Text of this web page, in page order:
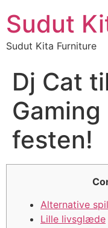
Sudut
Sudut Kita Furniture
Dj Cat
festen!
Alternative
Lille livsglæde